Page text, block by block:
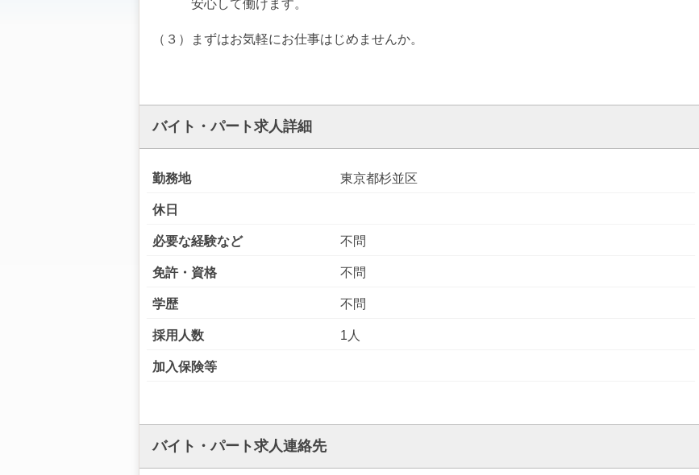
安心して働けます。
（３）まずはお気軽にお仕事はじめませんか。
バイト・パート求人詳細
勤務地 東京都杉並区
休日
必要な経験など 不問
免許・資格 不問
学歴 不問
採用人数 1人
加入保険等
バイト・パート求人連絡先